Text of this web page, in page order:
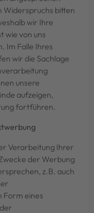
Widerspruchs bitten
wir Ihre
wie von uns
Im Falle Ihres
wir die Sachlage
unsere
aufzeigen,
fortführen.
Verarbeitung Ihrer
der Werbung
z.B. auch
Form eines